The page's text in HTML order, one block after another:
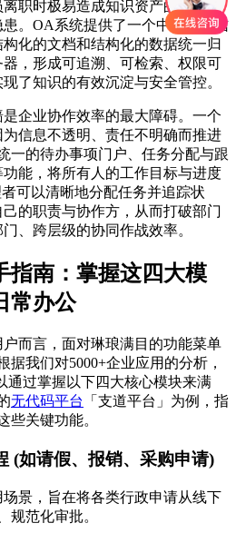
职时极易造成知识资产的流失，
。OA系统提供了一个中央化的信
化的文档和结构化的数据统一归
，形成可追溯、可检索、权限可
了知识的有效沉淀与安全管控。
企业协作效率的最大障碍。一个
信息不透明、责任不明确而推进
一的待办事项门户、任务分配与跟
能，将所有人的工作目标与进度
可以清晰地分配任务并追踪状
的职责与协作方，从而打破部门
、跨层级的协同作战效率。
指南：掌握这四大模
常办公
而言，面对琳琅满目的功能菜单
据我们对5000+企业应用的分析，
通过掌握以下四大核心模块来满
无代码平台
「支道平台」为例，指
些关键功能。
(如请假、报销、采购申请)
景，旨在将各类行政申请从线下
规范化审批。